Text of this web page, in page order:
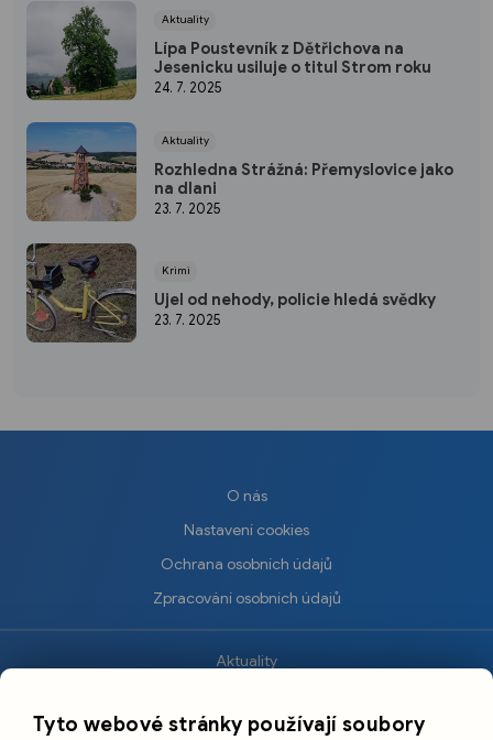
Aktuality
Lípa Poustevník z Dětřichova na
Jesenicku usiluje o titul Strom roku
24. 7. 2025
Aktuality
Rozhledna Strážná: Přemyslovice jako
na dlani
23. 7. 2025
Krimi
Ujel od nehody, policie hledá svědky
23. 7. 2025
O nás
Nastavení cookies
Ochrana osobních údajů
Zpracování osobních údajů
Aktuality
Sport
Tyto webové stránky používají soubory